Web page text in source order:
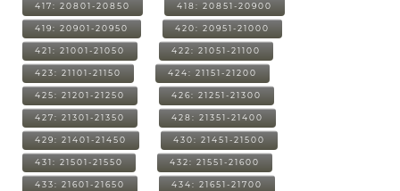
417: 20801-20850 418: 20851-20900
419: 20901-20950 420: 20951-21000
421: 21001-21050 422: 21051-21100
423: 21101-21150 424: 21151-21200
425: 21201-21250 426: 21251-21300
427: 21301-21350 428: 21351-21400
429: 21401-21450 430: 21451-21500
431: 21501-21550 432: 21551-21600
433: 21601-21650 434: 21651-21700